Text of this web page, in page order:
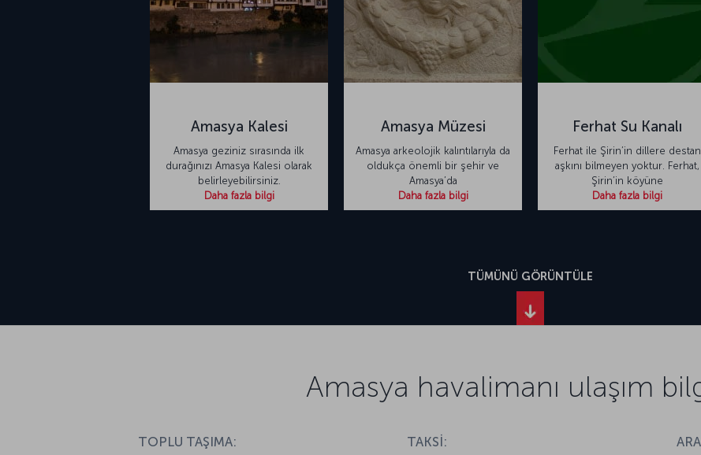
Amasya Kalesi
Amasya geziniz sırasında ilk
durağınızı Amasya Kalesi olarak
belirleyebilirsiniz.
Daha fazla bilgi
Amasya Müzesi
Amasya arkeolojik kalıntılarıyla da
oldukça önemli bir şehir ve
Amasya’da
Daha fazla bilgi
Ferhat Su Kanalı
Ferhat ile Şirin’in dillere destan
aşkını bilmeyen yoktur. Ferhat,
Şirin’in köyüne
Daha fazla bilgi
TÜMÜNÜ GÖRÜNTÜLE
Amasya havalimanı ulaşım
TOPLU TAŞIMA: TAKSİ: